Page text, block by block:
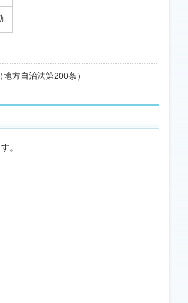
方自治法第200条）
。